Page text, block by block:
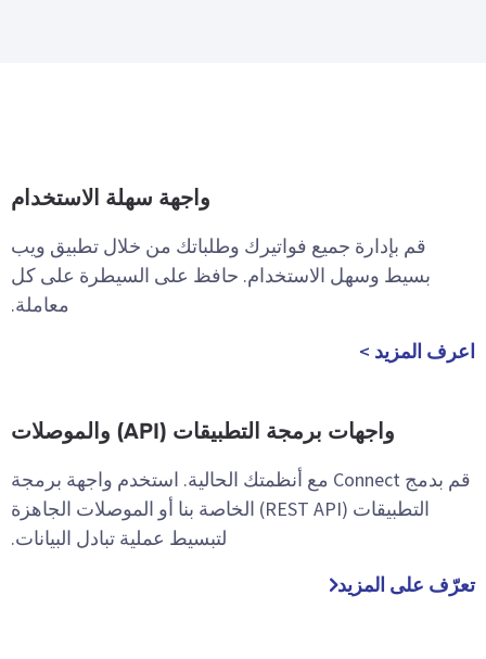
واجهة سهلة الاستخدام
قم بإدارة جميع فواتيرك وطلباتك من خلال تطبيق ويب
بسيط وسهل الاستخدام. حافظ على السيطرة على كل
معاملة.
اعرف المزيد >
واجهات برمجة التطبيقات (API) والموصلات
قم بدمج Connect مع أنظمتك الحالية. استخدم واجهة برمجة
التطبيقات (REST API) الخاصة بنا أو الموصلات الجاهزة
لتبسيط عملية تبادل البيانات.
تعرّف على المزيد